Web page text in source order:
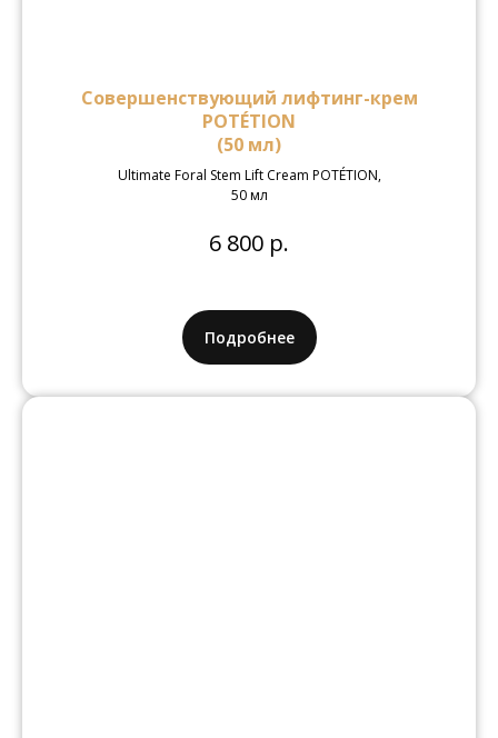
Совершенствующий лифтинг-крем
POTÉTION
(50 мл)
Ultimate Foral Stem Lift Cream POTÉTION,
50 мл
6 800 р.
Подробнее